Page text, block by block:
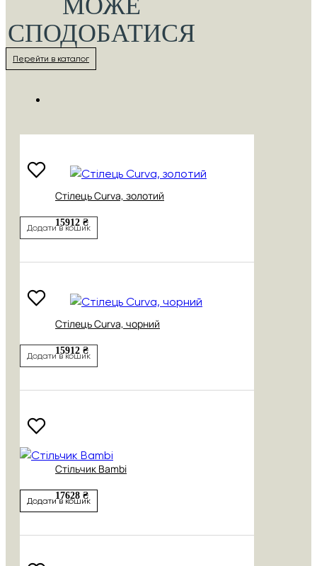
СПОДОБАТИСЯ
Перейти в каталог
Стілець Curva, золотий
15912 ₴
Додати в кошик
Стілець Curva, чорний
15912 ₴
Додати в кошик
Стільчик Bambi
17628 ₴
Додати в кошик